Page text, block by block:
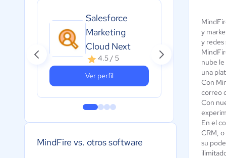
Salesforce
Marketing
Cloud Next
4.5 / 5
Ver perfil
MindFire vs. otros software
y
y redes
nube
una
Con
correo
Con
En el
CRM,
su